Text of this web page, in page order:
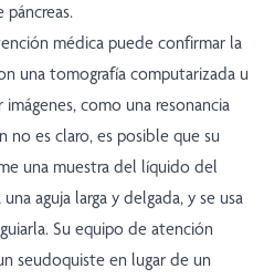
médica puede confirmar la
una tomografía computarizada u
como una resonancia
no es claro, es posible que su
una muestra del líquido del
aguja larga y delgada, y se usa
Su equipo de atención
seudoquiste en lugar de un